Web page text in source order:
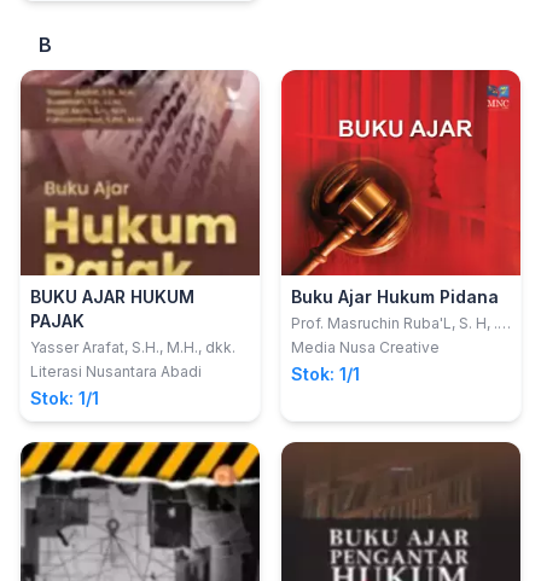
B
BUKU AJAR HUKUM
PAJAK
Yasser Arafat, S.H., M.H., dkk.
Literasi Nusantara Abadi
Stok: 1/1
Buku Ajar Hukum Pidana
Prof. Masruchin Ruba'L, S. H, .
S; dkk
Media Nusa Creative
Stok: 1/1